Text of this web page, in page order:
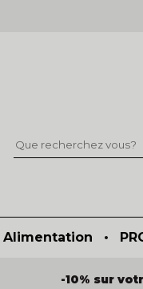
Alimentation •
-10% sur